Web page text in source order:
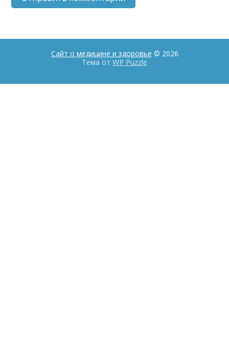
Сайт о медицине и здоровье © 2026
Тема от WP Puzzle